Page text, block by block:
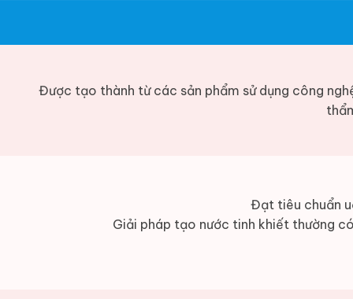
Được tạo thành từ các sản phẩm sử dụng công
Đạt tiêu chuẩn
Giải pháp tạo nước tinh khiết thường